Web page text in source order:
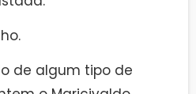
de algum tipo de